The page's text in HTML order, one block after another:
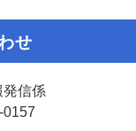
せ
発信係
0157